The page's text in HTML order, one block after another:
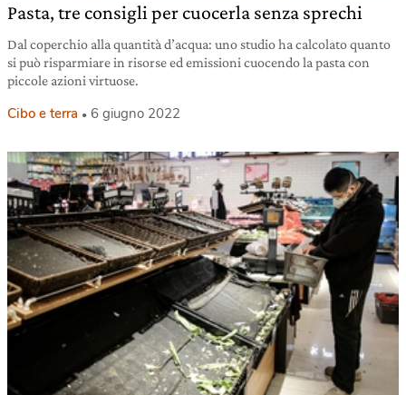
Pasta, tre consigli per cuocerla senza sprechi
Dal coperchio alla quantità d’acqua: uno studio ha calcolato quanto
si può risparmiare in risorse ed emissioni cuocendo la pasta con
piccole azioni virtuose.
Cibo e terra 6 giugno 2022